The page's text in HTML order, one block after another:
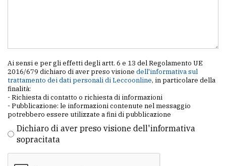
Ai sensi e per gli effetti degli artt. 6 e 13 del Regolamento UE
2016/679 dichiaro di aver preso visione dell'informativa sul
trattamento dei dati personali di Leccoonline, in particolare della
finalità:
- Richiesta di contatto o richiesta di informazioni
- Pubblicazione: le informazioni contenute nel messaggio
potrebbero essere utilizzate a fini di pubblicazione
Dichiaro di aver preso visione dell'informativa
sopracitata